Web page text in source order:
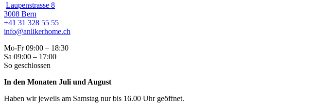
Laupenstrasse 8
3008 Bern
+41 31 328 55 55
info@anlikerhome.ch
Mo-Fr 09:00 – 18:30
Sa 09:00 – 17:00
So geschlossen
In den Monaten Juli und August
Haben wir jeweils am Samstag nur bis 16.00 Uhr geöffnet.